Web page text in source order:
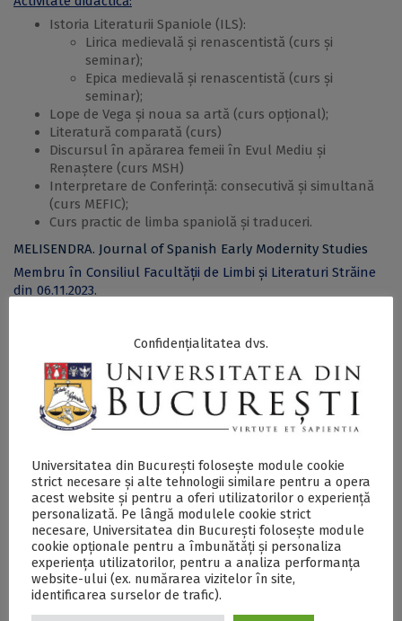
Istoria Literaturii Spaniole (ILS):
Lirica medievală și renascentistă (curs și
seminar);
Epica medievală și renascentistă (curs și
seminar);
Lope de Vega și noua sa artă (curs opțional);
Literatură comparată (curs)
Discursul în apărarea femeii în Evul Mediu și
Renaștere (curs MSH)
Interpretare de Conferință: consecutivă și simultană
(curs MEFIC);
Curs practic de limba spaniolă și traduceri.
MELISENDRA. Journal of Spanish Early Modernity Studies
Membru în Consiliul Facultății de Limbi și Literaturi Străine
din 06.11.2023.
Google Scholar
https://scholar.google.com/citations?
user=jAGHc0MAAAAJ&hl=en
Orcid
https://orcid.org/0000-0003-4815-1521
Confidențialitatea dvs.
Universitatea din București folosește module cookie
strict necesare și alte tehnologii similare pentru a opera
acest website și pentru a oferi utilizatorilor o experiență
personalizată. Pe lângă modulele cookie strict
necesare, Universitatea din București folosește module
cookie opționale pentru a îmbunătăți și personaliza
experiența utilizatorilor, pentru a analiza performanța
website-ului (ex. numărarea vizitelor în site,
identificarea surselor de trafic).